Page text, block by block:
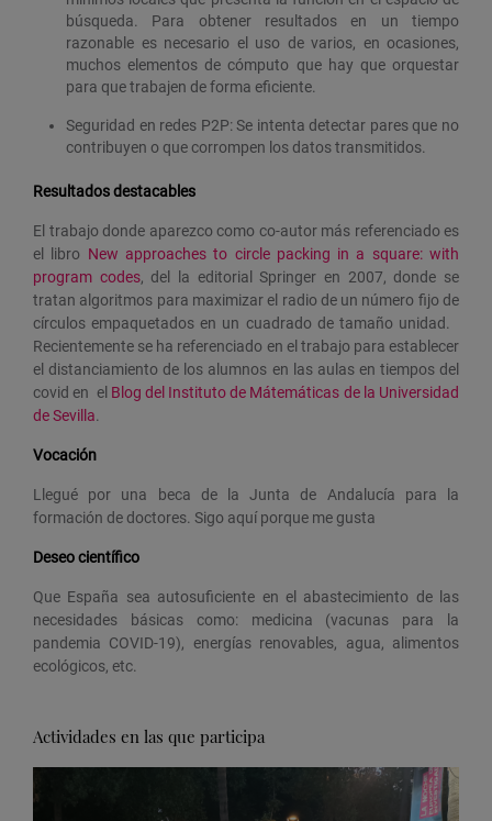
búsqueda. Para obtener resultados en un tiempo
razonable es necesario el uso de varios, en ocasiones,
muchos elementos de cómputo que hay que orquestar
para que trabajen de forma eficiente.
Seguridad en redes P2P: Se intenta detectar pares que no
contribuyen o que corrompen los datos transmitidos.
Resultados destacables
El trabajo donde aparezco como co-autor más referenciado es
el libro New approaches to circle packing in a square: with
program codes, del la editorial Springer en 2007, donde se
tratan algoritmos para maximizar el radio de un número fijo de
círculos empaquetados en un cuadrado de tamaño unidad.
Recientemente se ha referenciado en el trabajo para establecer
el distanciamiento de los alumnos en las aulas en tiempos del
covid en el Blog del Instituto de Mátemáticas de la Universidad
de Sevilla.
Vocación
Llegué por una beca de la Junta de Andalucía para la
formación de doctores. Sigo aquí porque me gusta
Deseo científico
Que España sea autosuficiente en el abastecimiento de las
necesidades básicas como: medicina (vacunas para la
pandemia COVID-19), energías renovables, agua, alimentos
ecológicos, etc.
Actividades en las que participa